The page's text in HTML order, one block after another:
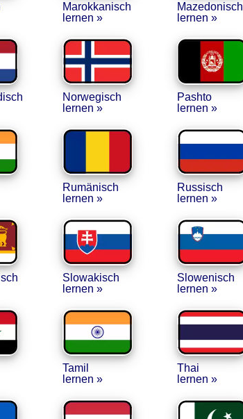
Marokkanisch
lernen »
Mazedonisch
lernen »
Norwegisch
lernen »
Pashto
lernen »
Rumänisch
lernen »
Russisch
lernen »
Slowakisch
lernen »
Slowenisch
lernen »
Tamil
lernen »
Thai
lernen »